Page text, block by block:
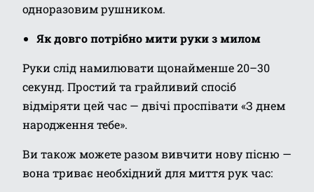
одноразовим рушником.
Як довго потрібно мити руки з милом
Руки слід намилювати щонайменше 20–30
секунд. Простий та грайливий спосіб
відміряти цей час — двічі проспівати «З днем
народження тебе».
Ви також можете разом вивчити нову пісню —
вона триває необхідний для миття рук час: